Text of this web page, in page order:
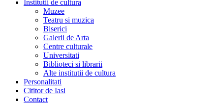
Institutii de cultura
Muzee
Teatru si muzica
Biserici
Galerii de Arta
Centre culturale
Universitati
Biblioteci si librarii
Alte institutii de cultura
Personalitati
Cititor de Iasi
Contact